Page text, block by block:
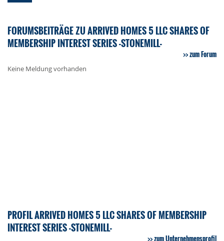
FORUMSBEITRÄGE ZU ARRIVED HOMES 5 LLC SHARES OF
MEMBERSHIP INTEREST SERIES -STONEMILL-
zum Forum
Keine Meldung vorhanden
PROFIL ARRIVED HOMES 5 LLC SHARES OF MEMBERSHIP
INTEREST SERIES -STONEMILL-
zum Unternehmensprofil